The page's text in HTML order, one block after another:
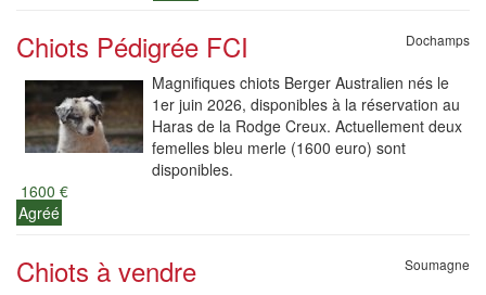
Chiots Pédigrée FCI Dochamps
Magnifiques chiots Berger Australien nés le
1er juin 2026, disponibles à la réservation au
Haras de la Rodge Creux. Actuellement deux
femelles bleu merle (1600 euro) sont
disponibles.
1600 €
Agréé
Chiots à vendre Soumagne